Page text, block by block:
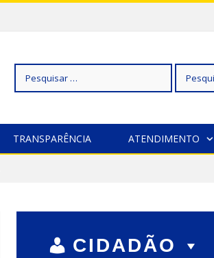
Pesquisar
TRANSPARÊNCIA ATENDIMENTO
CIDADÃO